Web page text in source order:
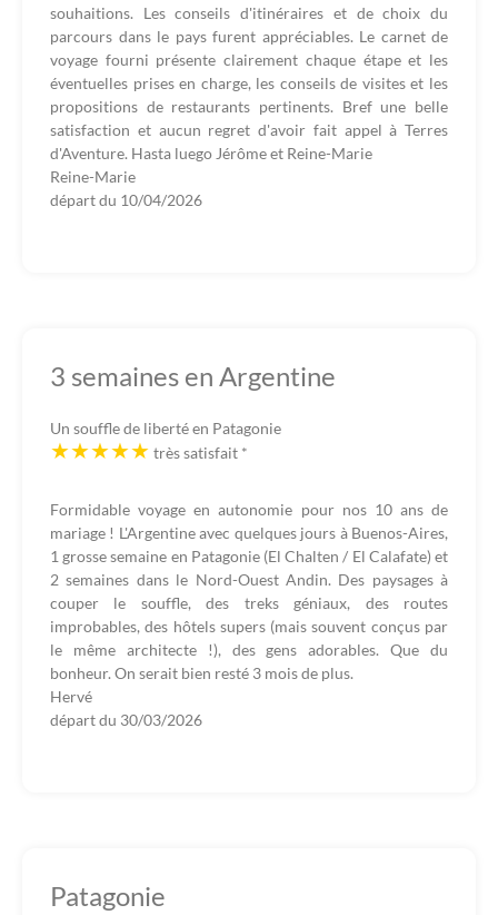
souhaitions. Les conseils d'itinéraires et de choix du
parcours dans le pays furent appréciables. Le carnet de
voyage fourni présente clairement chaque étape et les
éventuelles prises en charge, les conseils de visites et les
propositions de restaurants pertinents. Bref une belle
satisfaction et aucun regret d'avoir fait appel à Terres
d'Aventure. Hasta luego Jérôme et Reine-Marie
Reine-Marie
départ du 10/04/2026
3 semaines en Argentine
Un souffle de liberté en Patagonie
très satisfait *
Formidable voyage en autonomie pour nos 10 ans de
mariage ! L'Argentine avec quelques jours à Buenos-Aires,
1 grosse semaine en Patagonie (El Chalten / El Calafate) et
2 semaines dans le Nord-Ouest Andin. Des paysages à
couper le souffle, des treks géniaux, des routes
improbables, des hôtels supers (mais souvent conçus par
le même architecte !), des gens adorables. Que du
bonheur. On serait bien resté 3 mois de plus.
Hervé
départ du 30/03/2026
Patagonie